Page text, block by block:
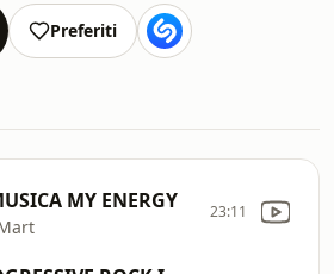
Preferiti
MY ENERGY 23:11